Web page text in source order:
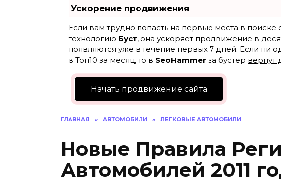
Ускорение продвижения
Если вам трудно попасть на первые места в поиске
технологию Буст, она ускоряет продвижение в
появляются уже в течение первых 7 дней. Если ни
в Топ10 за месяц, то в SeoHammer за бустер вернут
Начать продвижение сайта
ГЛАВНАЯ » АВТОМОБИЛИ » ЛЕГКОВЫЕ АВТОМОБИЛИ
Новые Правила
Автомобилей 2011